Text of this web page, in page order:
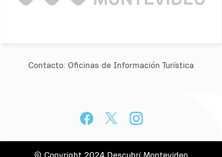
Contacto: Oﬁcinas de Información Turística